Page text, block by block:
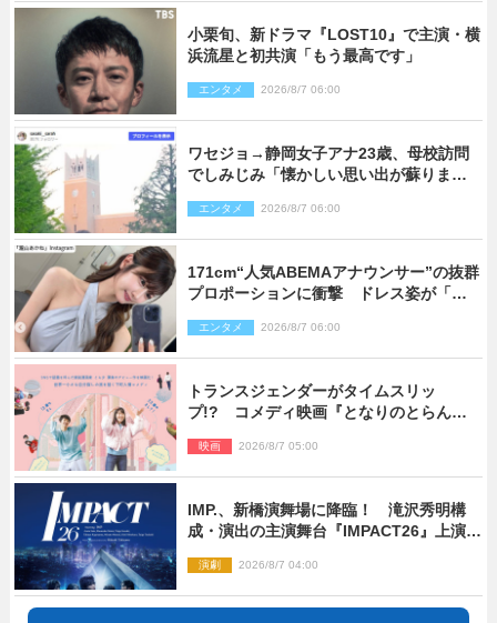
小栗旬、新ドラマ『LOST10』で主演・横
浜流星と初共演「もう最高です」
エンタメ 2026/8/7 06:00
ワセジョ→静岡女子アナ23歳、母校訪問
でしみじみ「懐かしい思い出が蘇りまし
エンタメ 2026/8/7 06:00
171cm“人気ABEMAアナウンサー”の抜群
プロポーションに衝撃 ドレス姿が「美
エンタメ 2026/8/7 06:00
トランスジェンダーがタイムスリッ
プ!? コメディ映画『となりのとらんす
映画 2026/8/7 05:00
IMP.、新橋演舞場に降臨！ 滝沢秀明構
成・演出の主演舞台『IMPACT26』上演決
演劇 2026/8/7 04:00